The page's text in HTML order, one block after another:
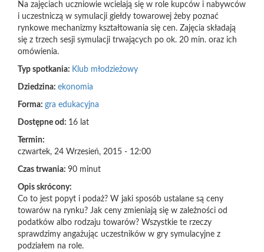
Na zajęciach uczniowie wcielają się w role kupców i nabywców
i uczestniczą w symulacji giełdy towarowej żeby poznać
rynkowe mechanizmy kształtowania się cen. Zajęcia składają
się z trzech sesji symulacji trwających po ok. 20 min. oraz ich
omówienia.
Typ spotkania: Klub młodzieżowy
Dziedzina: ekonomia
Forma: gra edukacyjna
Dostępne od: 16 lat
Termin:
czwartek, 24 Wrzesień, 2015 - 12:00
Czas trwania: 90 minut
Opis skrócony:
Co to jest popyt i podaż? W jaki sposób ustalane są ceny
towarów na rynku? Jak ceny zmieniają się w zależności od
podatków albo rodzaju towarów? Wszystkie te rzeczy
sprawdzimy angażując uczestników w gry symulacyjne z
podziałem na role.